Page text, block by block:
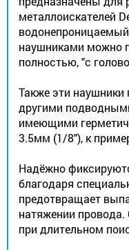
металлоискателей
наушниками можно
полностью, "с
Также эти наушники
другими
имеющими
3.5мм (1/8"), к
Надёжно
благодаря
предотвращает
натяжении
при длительном